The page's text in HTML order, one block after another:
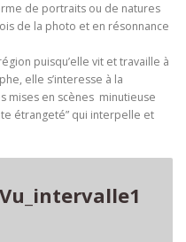
de portraits ou de natures
de la photo et en résonnance
puisqu’elle vit et travaille à
elle s’interesse à la
mises en scènes minutieuse
étrangeté” qui interpelle et